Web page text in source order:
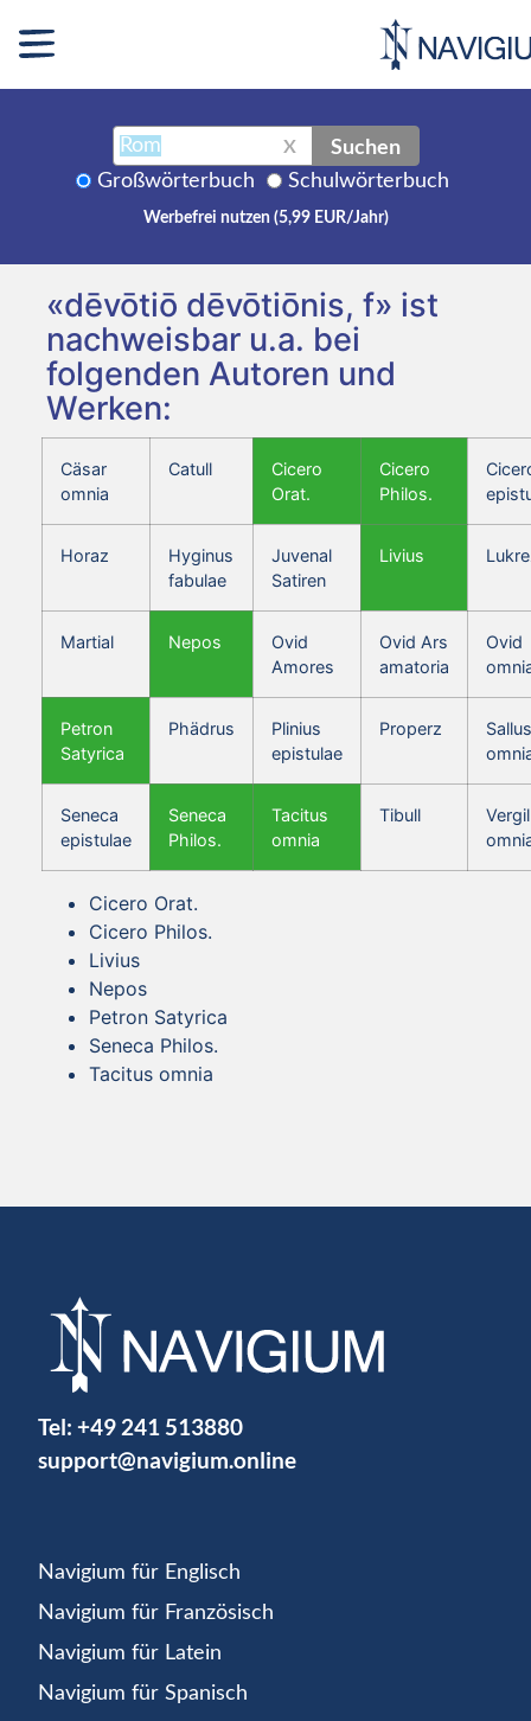
X Suchen
Großwörterbuch Schulwörterbuch
Werbefrei nutzen (5,99 EUR/Jahr)
«dēvōtiō dēvōtiōnis, f» ist
nachweisbar u.a. bei
folgenden Autoren und
Werken:
Cäsar
omnia
Catull
Cicero
Orat.
Cicero
Philos.
Horaz
Hyginus
fabulae
Juvenal
Satiren
Livius
Martial Nepos
Ovid
Amores
Ovid Ars
amatoria
Ovid
Petron
Satyrica
Phädrus
Plinius
epistulae
Properz
Seneca
epistulae
Seneca
Philos.
Tacitus
omnia
Tibull
Vergil
Cicero Orat.
Cicero Philos.
Livius
Nepos
Petron Satyrica
Seneca Philos.
Tacitus omnia
Tel: +49 241 513880
support@navigium.online
Navigium für Englisch
Navigium für Französisch
Navigium für Latein
Navigium für Spanisch